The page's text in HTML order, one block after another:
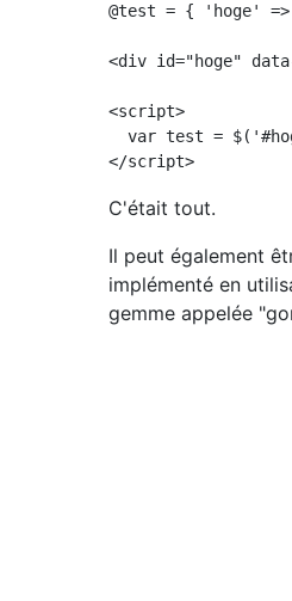
@test = { 'hoge'
<div id="hoge"
<script>
var test =
C'était tout.
Il peut également
implémenté en
gemme appelée